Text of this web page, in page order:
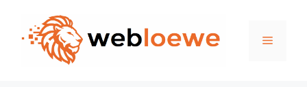
content
Menu